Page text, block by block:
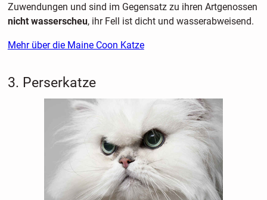
Zuwendungen und sind im Gegensatz zu ihren Artgenossen
nicht wasserscheu, ihr Fell ist dicht und wasserabweisend.
Mehr über die Maine Coon Katze
3. Perserkatze